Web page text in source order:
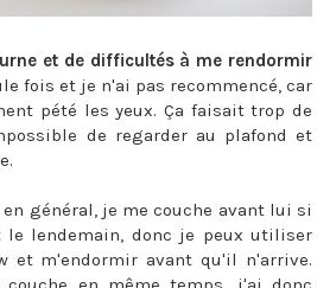
et de difficultés à me rendormir
fois et je n'ai pas recommencé, car
pété les yeux. Ça faisait trop de
de regarder au plafond et
en général, je me couche avant lui si
lendemain, donc je peux utiliser
et m'endormir avant qu'il n'arrive.